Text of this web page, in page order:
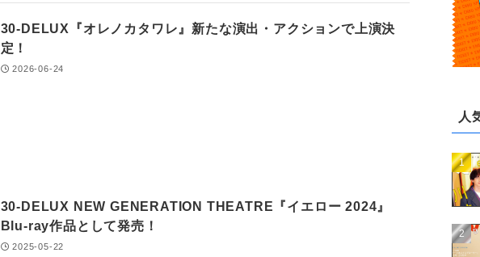
30-DELUX『オレノカタワレ』新たな演出・アクションで上演決
定！
2026-06-24
30-DELUX NEW GENERATION THEATRE『イエロー 2024』
Blu-ray作品として発売！
2025-05-22
人